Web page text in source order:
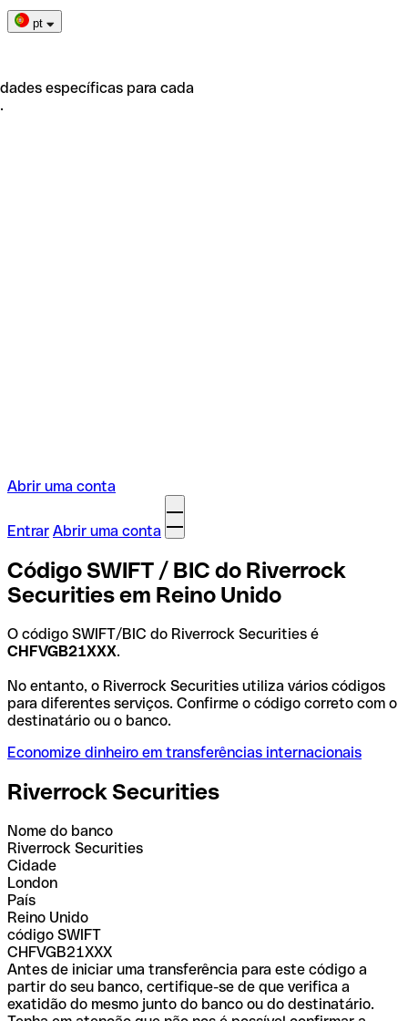
pt
específicas para cada
Abrir uma conta
Entrar Abrir uma conta
Código SWIFT / BIC do Riverrock
Securities em Reino Unido
O código SWIFT/BIC do Riverrock Securities é
CHFVGB21XXX.
No entanto, o Riverrock Securities utiliza vários códigos
para diferentes serviços. Confirme o código correto com o
destinatário ou o banco.
Economize dinheiro em transferências internacionais
Riverrock Securities
Nome do banco
Riverrock Securities
Cidade
London
País
Reino Unido
código SWIFT
CHFVGB21XXX
Antes de iniciar uma transferência para este código a
partir do seu banco, certifique-se de que verifica a
exatidão do mesmo junto do banco ou do destinatário.